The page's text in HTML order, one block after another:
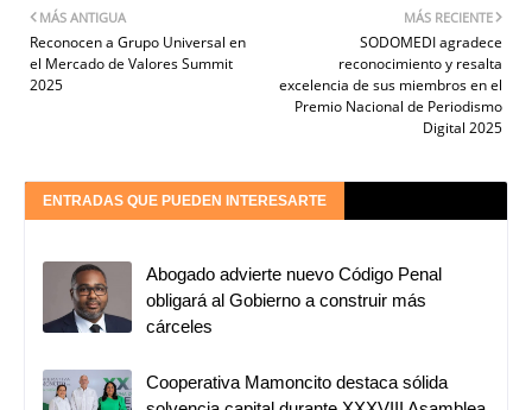
MÁS RECIENTE
SODOMEDI agradece
reconocimiento y resalta
excelencia de sus miembros en el
Premio Nacional de Periodismo
Digital 2025
MÁS ANTIGUA
Reconocen a Grupo Universal en
el Mercado de Valores Summit
2025
ENTRADAS QUE PUEDEN INTERESARTE
Abogado advierte nuevo Código Penal
obligará al Gobierno a construir más
cárceles
Cooperativa Mamoncito destaca sólida